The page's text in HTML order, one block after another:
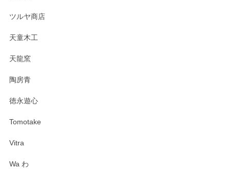
ツルヤ商店
天童木工
天龍窯
陶房青
徳永遊心
Tomotake
Vitra
Wa わ